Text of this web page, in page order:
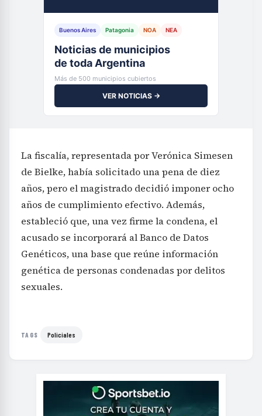
Buenos Aires Patagonia NOA NEA
Noticias de municipios
de toda Argentina
Más de 500 municipios cubiertos
VER NOTICIAS →
La fiscalía, representada por Verónica Simesen
de Bielke, había solicitado una pena de diez
años, pero el magistrado decidió imponer ocho
años de cumplimiento efectivo. Además,
estableció que, una vez firme la condena, el
acusado se incorporará al Banco de Datos
Genéticos, una base que reúne información
genética de personas condenadas por delitos
sexuales.
TAGS Policiales